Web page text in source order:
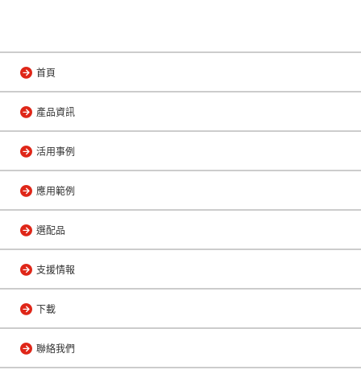
首頁
產品資訊
活用事例
應用範例
選配品
支援情報
下載
聯絡我們